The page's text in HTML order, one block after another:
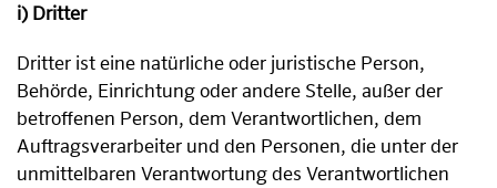
i) Dritter
Dritter ist eine natürliche oder juristische Person,
Behörde, Einrichtung oder andere Stelle, außer der
betroffenen Person, dem Verantwortlichen, dem
Auftragsverarbeiter und den Personen, die unter der
unmittelbaren Verantwortung des Verantwortlichen